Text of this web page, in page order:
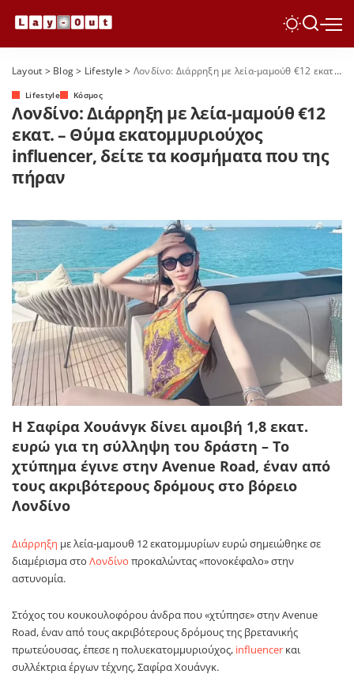
Layout > Blog> Lifestyle > Λονδίνο: Διάρρηξη με λεία-μαμούθ €12 εκατ. – Θύμα εκατομμυριούχος influencer, δείτε τα κοσμήματα που της πήραν
Lifestyle Κόσμος
Λονδίνο: Διάρρηξη με λεία-μαμούθ €12
εκατ. – Θύμα εκατομμυριούχος
influencer, δείτε τα κοσμήματα που της
πήραν
Η Σαφίρα Χουάνγκ δίνει αμοιβή 1,8 εκατ.
ευρώ για τη σύλληψη του δράστη – Το
χτύπημα έγινε στην Avenue Road, έναν από
τους ακριβότερους δρόμους στο βόρειο
Λονδίνο
Διάρρηξη με λεία-μαμουθ 12 εκατομμυρίων ευρώ σημειώθηκε σε
διαμέρισμα στο Λονδίνο προκαλώντας «πονοκέφαλο» στην
αστυνομία.
Στόχος του κουκουλοφόρου άνδρα που «χτύπησε» στην Avenue
Road, έναν από τους ακριβότερους δρόμους της βρετανικής
πρωτεύουσας, έπεσε η πολυεκατομμυριούχος, influencer και
συλλέκτρια έργων τέχνης, Σαφίρα Χουάνγκ.